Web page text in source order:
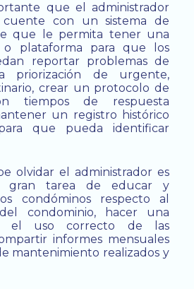
que el administrador
cuente con un sistema de
que le permita tener una
o plataforma para que los
reportar problemas de
priorización de urgente,
crear un protocolo de
tiempos de respuesta
un registro histórico
que pueda identificar
olvidar el administrador es
gran tarea de educar y
condóminos respecto al
condominio, hacer una
el uso correcto de las
informes mensuales
mantenimiento realizados y